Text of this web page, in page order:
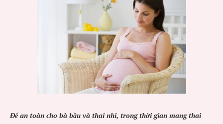
Để an toàn cho bà bầu và thai nhi, trong thời gian mang thai